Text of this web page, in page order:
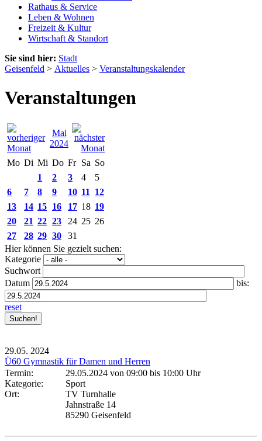
Rathaus & Service
Leben & Wohnen
Freizeit & Kultur
Wirtschaft & Standort
Sie sind hier: Stadt
Geisenfeld > Aktuelles > Veranstaltungskalender
Veranstaltungen
Mai
2024
Mo Di Mi Do Fr Sa So
1
2 3 4
5
6
7 8 9 10 11
12
13
14 15 16 17 18 19
20
21 22 23 24 25 26
27
28 29 30
31
Hier können Sie gezielt suchen:
Kategorie
Suchwort
Datum
bis:
reset
29.05. 2024
Ü60 Gymnastik für Damen und Herren
Termin:
29.05.2024 von 09:00 bis 10:00 Uhr
Kategorie:
Sport
Ort:
TV Turnhalle
Jahnstraße 14
85290 Geisenfeld